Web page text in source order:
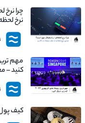
چرا
نرخ
کنید –
کیف